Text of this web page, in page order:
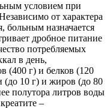
условием при
от характера
больным назначается
дробное питание
потребляемых
в день,
(400 г) и белков (120
10 г) и жиров (до 80
полутора литров воды
–